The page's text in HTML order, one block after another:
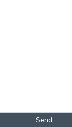
Send